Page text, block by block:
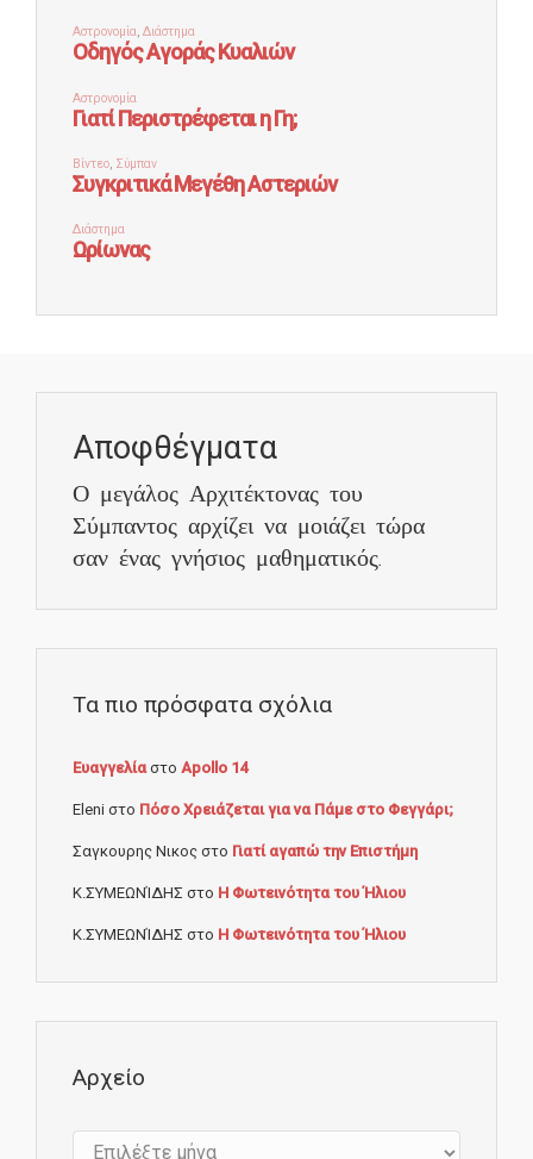
Αποφθέγματα
Ο μεγάλος Αρχιτέκτονας του
Σύμπαντος αρχίζει να μοιάζει τώρα
σαν ένας γνήσιος μαθηματικός.
Τα πιο πρόσφατα σχόλια
Ευαγγελίαστο Apollo 14
Eleni στο Πόσο Χρειάζεται για να Πάμε στο Φεγγάρι;
Σαγκουρης Νικος στο Γιατί αγαπώ την Επιστήμη
Κ.ΣΥΜΕΩΝΊΔΗΣ στο Η Φωτεινότητα του Ήλιου
Κ.ΣΥΜΕΩΝΊΔΗΣ στο Η Φωτεινότητα του Ήλιου
Αρχείο